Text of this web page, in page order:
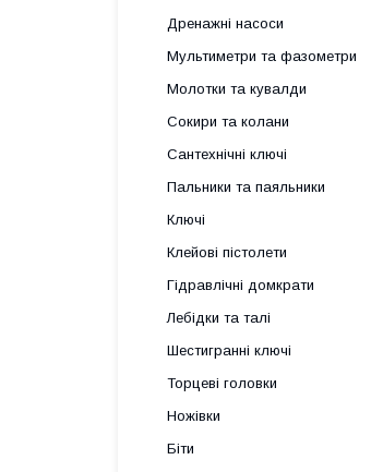
Дренажні насоси
Мультиметри та фазометри
Молотки та кувалди
Сокири та колани
Сантехнічні ключі
Пальники та паяльники
Ключі
Клейові пістолети
Гідравлічні домкрати
Лебідки та талі
Шестигранні ключі
Торцеві головки
Ножівки
Біти